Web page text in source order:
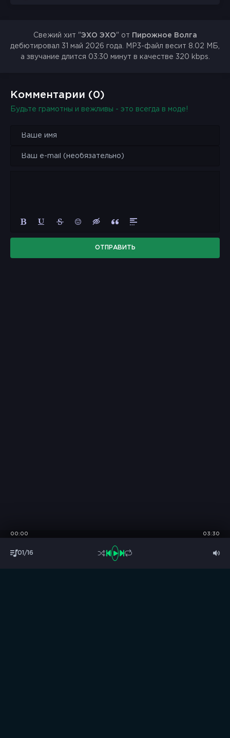
Свежий хит "ЭХО ЭХО" от Пирожное Волга
дебютировал 31 май 2026 года. MP3-файл весит 8.02 МБ,
а звучание длится 03:30 минут в качестве 320 kbps.
Комментарии (0)
Будьте грамотны и вежливы - это всегда в моде!
ОТПРАВИТЬ
01/16
00:00 03:30